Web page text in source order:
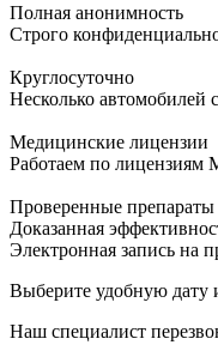
Полная анонимность
Строго
Круглосуточно
Несколько
Медицинские лицензии
Работаем по лицензиям
Проверенные препараты
Доказанная
Электронная запись на
Выберите удобную дату
Наш специалист